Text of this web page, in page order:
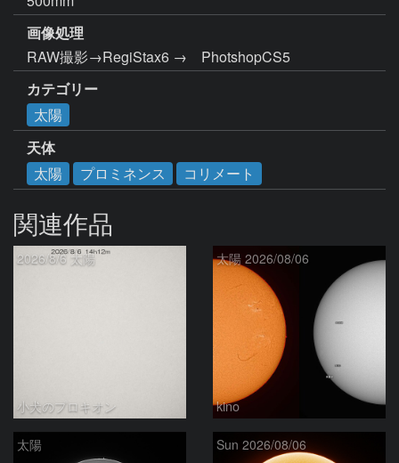
画像処理
RAW撮影→RegiStax6 →　PhotshopCS5
カテゴリー
太陽
天体
太陽
プロミネンス コリメート
関連作品
2026/8/6 太陽
小犬のプロキオン
太陽 2026/08/06
kino
太陽 Sun 2026/08/06